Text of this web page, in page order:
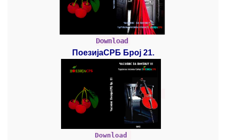
Download
ПоезијаСРБ Број 21.
Download